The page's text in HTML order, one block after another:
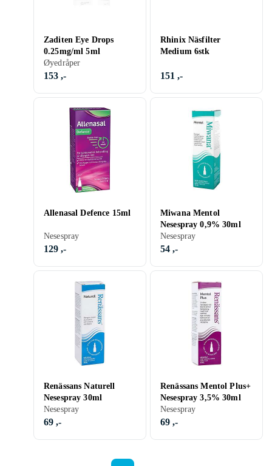
Zaditen Eye Drops
0.25mg/ml 5ml
Øyedråper
153 ,-
Rhinix Näsfilter
Medium 6stk
151 ,-
Allenasal Defence 15ml
Nesespray
129 ,-
Miwana Mentol
Nesespray 0,9% 30ml
Nesespray
54 ,-
Renässans Naturell
Nesespray 30ml
Nesespray
69 ,-
Renässans Mentol Plus+
Nesespray 3,5% 30ml
Nesespray
69 ,-